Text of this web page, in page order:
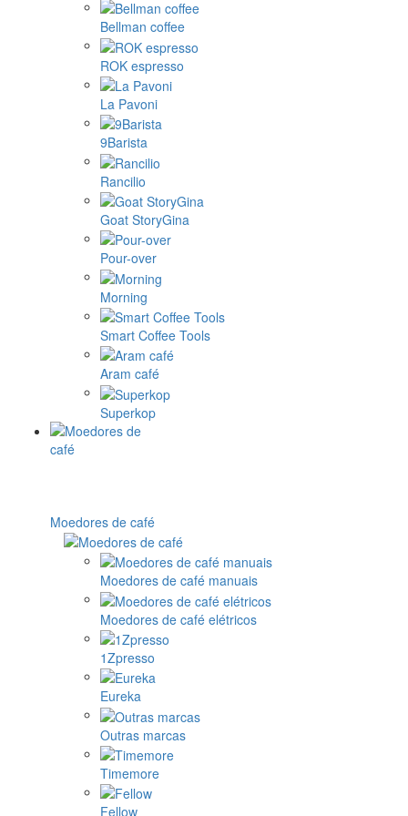
Bellman coffee
ROK espresso
La Pavoni
9Barista
Rancilio
Goat StoryGina
Pour-over
Morning
Smart Coffee Tools
Aram café
Superkop
Moedores de café
Moedores de café manuais
Moedores de café elétricos
1Zpresso
Eureka
Outras marcas
Timemore
Fellow